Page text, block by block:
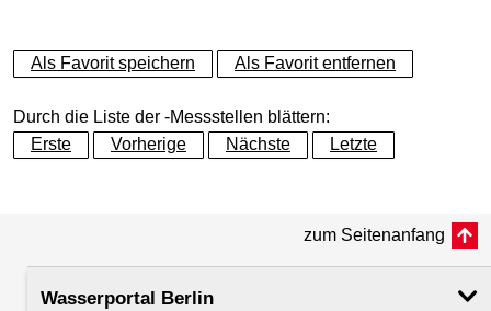
+
−
Als Favorit speichern Als Favorit entfernen
Durch die Liste der -Messstellen blättern:
Erste
Vorherige Nächste Letzte
zum Seitenanfang
Wasserportal Berlin